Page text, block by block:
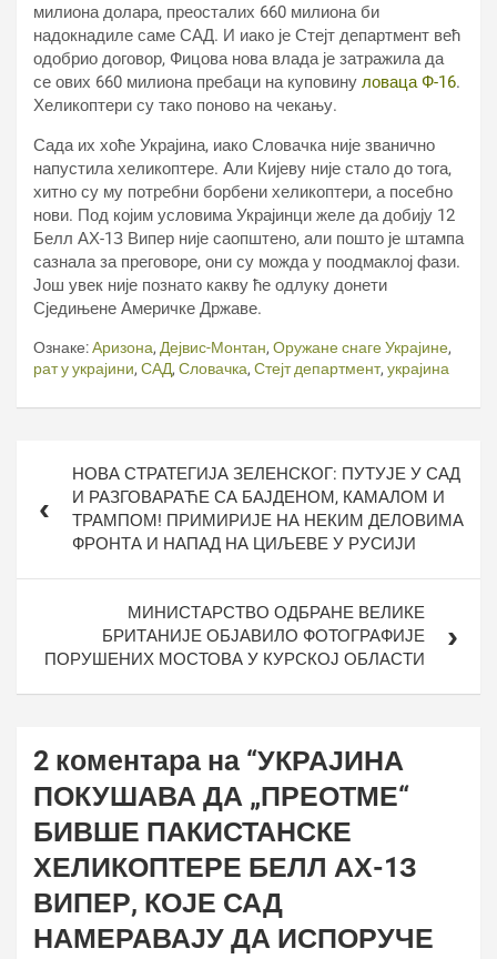
милиона долара, преосталих 660 милиона би
надокнадиле саме САД. И иако је Стејт департмент већ
одобрио договор, Фицова нова влада је затражила да
се ових 660 милиона пребаци на куповину ловаца Ф-16.
Хеликоптери су тако поново на чекању.
Сада их хоће Украјина, иако Словачка није званично
напустила хеликоптере. Али Кијеву није стало до тога,
хитно су му потребни борбени хеликоптери, а посебно
нови. Под којим условима Украјинци желе да добију 12
Белл АХ-1З Випер није саопштено, али пошто је штампа
сазнала за преговоре, они су можда у поодмаклој фази.
Још увек није познато какву ће одлуку донети
Сједињене Америчке Државе.
Ознаке:Аризона, Дејвис-Монтан, Оружане снаге Украјине,
рат у украјини, САД, Словачка, Стејт департмент, украјина
чланкаНОВА СТРАТЕГИЈА ЗЕЛЕНСКОГ: ПУТУЈЕ У САД
И РАЗГОВАРАЋЕ СА БАЈДЕНОМ, КАМАЛОМ И
ТРАМПОМ! ПРИМИРИЈЕ НА НЕКИМ ДЕЛОВИМА
ФРОНТА И НАПАД НА ЦИЉЕВЕ У РУСИЈИ
МИНИСТАРСТВО ОДБРАНЕ ВЕЛИКЕ
БРИТАНИЈЕ ОБЈАВИЛО ФОТОГРАФИЈЕ
ПОРУШЕНИХ МОСТОВА У КУРСКОЈ ОБЛАСТИ
2 коментара на “УКРАЈИНА
ПОКУШАВА ДА „ПРЕОТМЕ“
БИВШЕ ПАКИСТАНСКЕ
ХЕЛИКОПТЕРЕ БЕЛЛ АХ-1З
ВИПЕР, КОЈЕ САД
НАМЕРАВАЈУ ДА ИСПОРУЧЕ